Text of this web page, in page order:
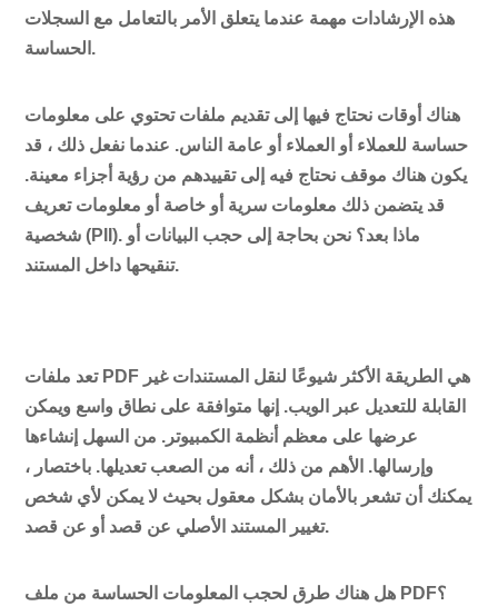
هذه الإرشادات مهمة عندما يتعلق الأمر بالتعامل مع السجلات
الحساسة.
هناك أوقات نحتاج فيها إلى تقديم ملفات تحتوي على معلومات
حساسة للعملاء أو العملاء أو عامة الناس. عندما نفعل ذلك ، قد
يكون هناك موقف نحتاج فيه إلى تقييدهم من رؤية أجزاء معينة.
قد يتضمن ذلك معلومات سرية أو خاصة أو معلومات تعريف
شخصية (PII). ماذا بعد؟ نحن بحاجة إلى حجب البيانات أو
تنقيحها داخل المستند.
تعد ملفات PDF هي الطريقة الأكثر شيوعًا لنقل المستندات غير
القابلة للتعديل عبر الويب. إنها متوافقة على نطاق واسع ويمكن
عرضها على معظم أنظمة الكمبيوتر. من السهل إنشاءها
وإرسالها. الأهم من ذلك ، أنه من الصعب تعديلها. باختصار ،
يمكنك أن تشعر بالأمان بشكل معقول بحيث لا يمكن لأي شخص
تغيير المستند الأصلي عن قصد أو عن قصد.
هل هناك طرق لحجب المعلومات الحساسة من ملف PDF؟